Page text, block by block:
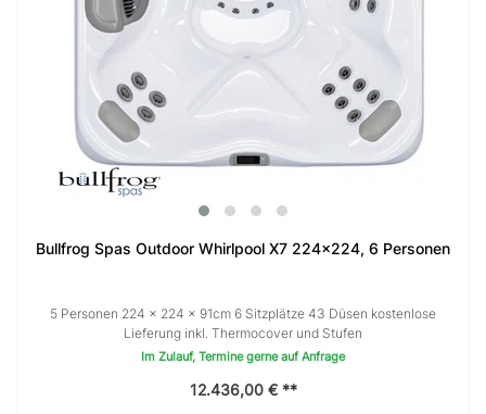
Bullfrog Spas Outdoor Whirlpool X7 224x224, 6 Personen
5 Personen 224 × 224 x 91cm 6 Sitzplätze 43 Düsen kostenlose
Lieferung inkl. Thermocover und Stufen
Im Zulauf, Termine gerne auf Anfrage
12.436,00 € **